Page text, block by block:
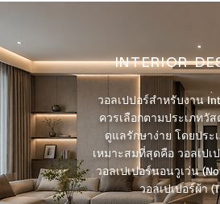
INTERIOR
วอลเปปอร์สำหรับงาน
ควรเลือกตามประเภทวั
ดูแลรักษาง่าย โดยปร
เหมาะสมที่สุดคือ วอลเปเ
วอลเปเปอร์นอนวูเว่น
วอลเปเปอร์ผ้า